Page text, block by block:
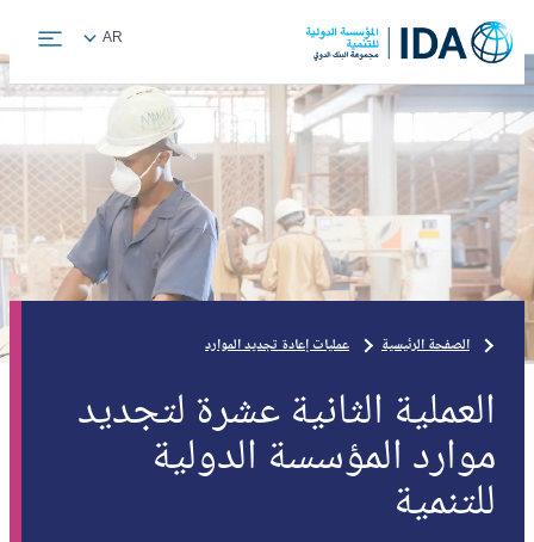
Skip
to
main
content
Global
toggler
AR
الصفحة الرئيسية عمليات إعادة تجديد الموارد
العملية الثانية عشرة لتجديد
موارد المؤسسة الدولية
للتنمية